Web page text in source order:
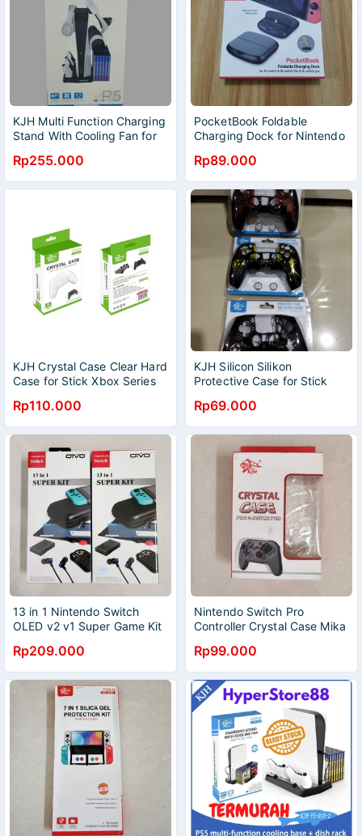
KJH Multi Function Charging
Stand With Cooling Fan for
026
Rp255.000
PocketBook Foldable
Charging Dock for Nintendo
Rp89.000
KJH Crystal Case Clear Hard
Case for Stick Xbox Series
Rp110.000
KJH Silicon Silikon
Protective Case for Stick
Rp69.000
13 in 1 Nintendo Switch
OLED v2 v1 Super Game Kit
Carrying Case Travel Screen
Protector OIVO
Rp209.000
Nintendo Switch Pro
Controller Crystal Case Mika
Rp99.000